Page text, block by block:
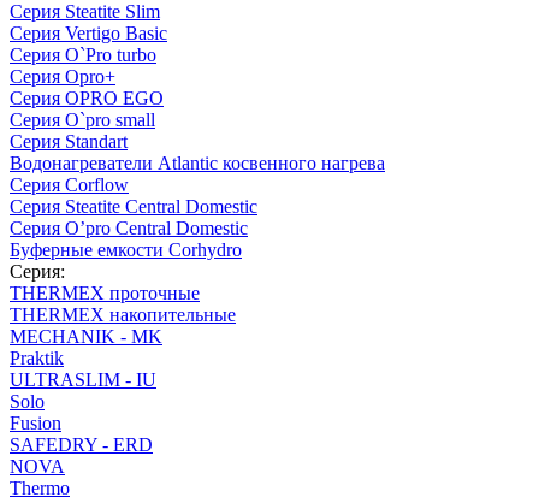
Серия Steatite Slim
Серия Vertigo Basic
Серия O`Pro turbo
Серия Opro+
Серия OPRO EGO
Серия O`pro small
Серия Standart
Водонагреватели Atlantic косвенного нагрева
Серия Corflow
Серия Steatite Central Domestic
Серия O’pro Central Domestic
Буферные емкости Corhydro
Серия:
THERMEX проточные
THERMEX накопительные
MECHANIK - MK
Praktik
ULTRASLIM - IU
Solo
Fusion
SAFEDRY - ERD
NOVA
Thermo